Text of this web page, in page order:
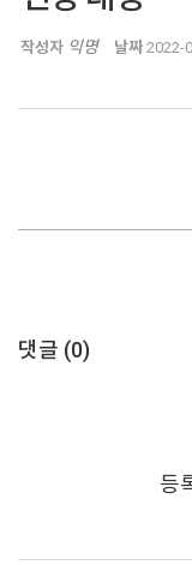
작성자 익명 날짜 2022-
댓글 (0)
등